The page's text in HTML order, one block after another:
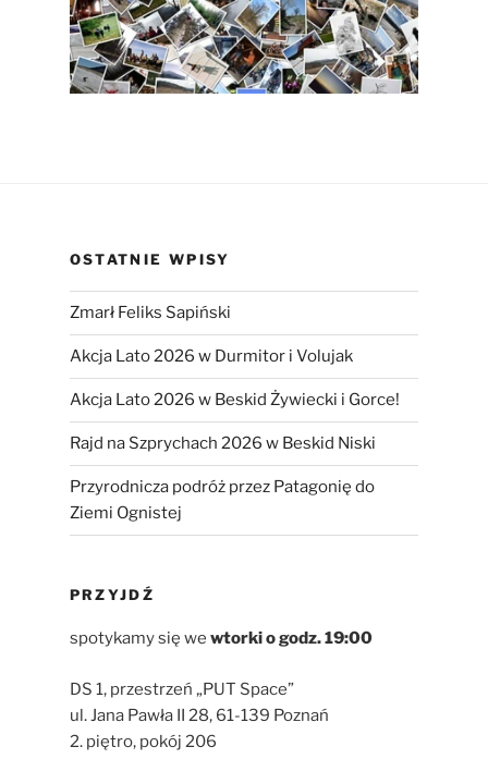
OSTATNIE WPISY
Zmarł Feliks Sapiński
Akcja Lato 2026 w Durmitor i Volujak
Akcja Lato 2026 w Beskid Żywiecki i Gorce!
Rajd na Szprychach 2026 w Beskid Niski
Przyrodnicza podróż przez Patagonię do
Ziemi Ognistej
PRZYJDŹ
spotykamy się we wtorkio godz. 19:00
DS 1, przestrzeń „PUT Space”
ul. Jana Pawła II 28, 61-139 Poznań
2. piętro, pokój 206